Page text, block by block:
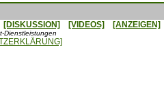
[DISKUSSION] [VIDEOS] [ANZEIGEN]
Dienstleistungen